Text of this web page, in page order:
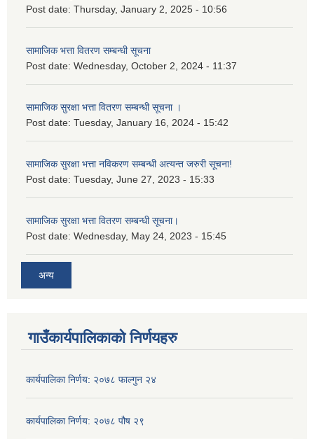
Post date: Thursday, January 2, 2025 - 10:56
सामाजिक भत्ता वितरण सम्बन्धी सूचना
Post date: Wednesday, October 2, 2024 - 11:37
सामाजिक सुरक्षा भत्ता वितरण सम्बन्धी सूचना ।
Post date: Tuesday, January 16, 2024 - 15:42
सामाजिक सुरक्षा भत्ता नविकरण सम्बन्धी अत्यन्त जरुरी सूचना!
Post date: Tuesday, June 27, 2023 - 15:33
सामाजिक सुरक्षा भत्ता वितरण सम्बन्धी सूचना।
Post date: Wednesday, May 24, 2023 - 15:45
अन्य
गाउँकार्यपालिकाको निर्णयहरु
कार्यपालिका निर्णय: २०७८ फाल्गुन २४
कार्यपालिका निर्णय: २०७८ पौष २९